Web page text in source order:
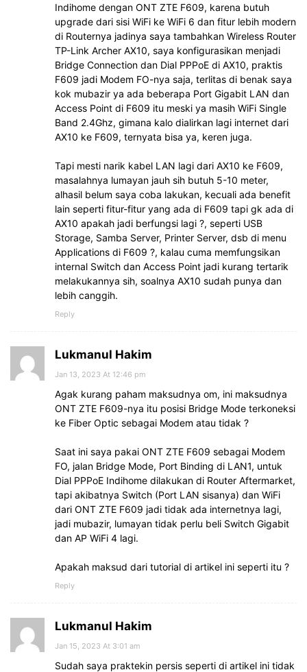
Indihome dengan ONT ZTE F609, karena butuh
upgrade dari sisi WiFi ke WiFi 6 dan fitur lebih modern
di Routernya jadinya saya tambahkan Wireless Router
TP-Link Archer AX10, saya konfigurasikan menjadi
Bridge Connection dan Dial PPPoE di AX10, praktis
F609 jadi Modem FO-nya saja, terlitas di benak saya
kok mubazir ya ada beberapa Port Gigabit LAN dan
Access Point di F609 itu meski ya masih WiFi Single
Band 2.4Ghz, gimana kalo dialirkan lagi internet dari
AX10 ke F609, ternyata bisa ya, keren juga.
Tapi mesti narik kabel LAN lagi dari AX10 ke F609,
masalahnya lumayan jauh sih butuh 5-10 meter,
alhasil belum saya coba lakukan, kecuali ada benefit
lain seperti fitur-fitur yang ada di F609 tapi gk ada di
AX10 apakah jadi berfungsi lagi ?, seperti USB
Storage, Samba Server, Printer Server, dsb di menu
Applications di F609 ?, kalau cuma memfungsikan
internal Switch dan Access Point jadi kurang tertarik
melakukannya sih, soalnya AX10 sudah punya dan
lebih canggih.
Reply
Lukmanul Hakim
Jan 13, 2023 At 12:46 pm
Agak kurang paham maksudnya om, ini maksudnya
ONT ZTE F609-nya itu posisi Bridge Mode terkoneksi
ke Fiber Optic sebagai Modem atau tidak ?
Saat ini saya pakai ONT ZTE F609 sebagai Modem
FO, jalan Bridge Mode, Port Binding di LAN1, untuk
Dial PPPoE Indihome dilakukan di Router Aftermarket,
tapi akibatnya Switch (Port LAN sisanya) dan WiFi
dari ONT ZTE F609 jadi tidak ada internetnya lagi,
jadi mubazir, lumayan tidak perlu beli Switch Gigabit
dan AP WiFi 4 lagi.
Apakah maksud dari tutorial di artikel ini seperti itu ?
Reply
Lukmanul Hakim
Jan 15, 2023 At 3:01 am
Sudah saya praktekin persis seperti di artikel ini tidak